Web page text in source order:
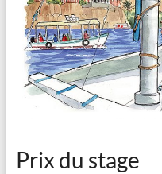
Prix ​​du stage